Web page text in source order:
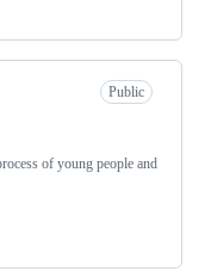
Public
of young people and